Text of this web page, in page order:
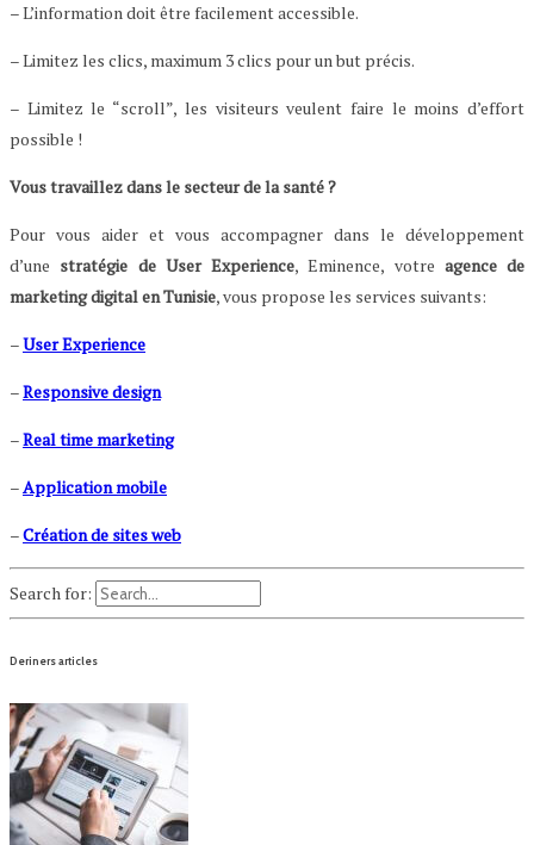
– L’information doit être facilement accessible.
– Limitez les clics, maximum 3 clics pour un but précis.
– Limitez le “scroll”, les visiteurs veulent faire le moins d’effort
possible !
Vous travaillez dans le secteur de la santé ?
Pour vous aider et vous accompagner dans le développement
d’une stratégie de User Experience, Eminence, votre agence de
marketing digital en Tunisie, vous propose les services suivants:
–User Experience
–Responsive design
–Real time marketing
–Application mobile
–Création de sites web
Search for:
Deriners articles